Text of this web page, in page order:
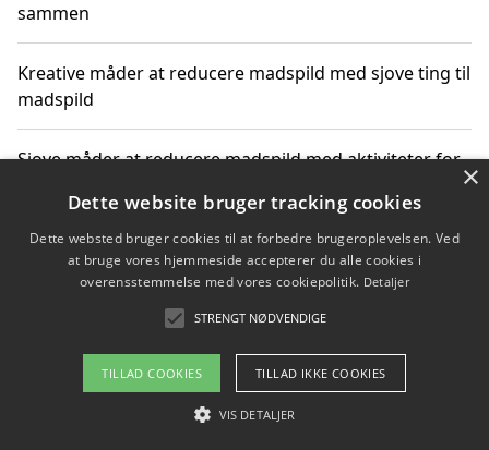
sammen
Kreative måder at reducere madspild med sjove ting til
madspild
Sjove måder at reducere madspild med aktiviteter for
Hvor finder jeg nemme måltidskasser i Vejle
Om / kontakt
Blog Betingelser
×
Dette website bruger tracking cookies
Dette websted bruger cookies til at forbedre brugeroplevelsen. Ved
at bruge vores hjemmeside accepterer du alle cookies i
overensstemmelse med vores cookiepolitik. Detaljer
STRENGT NØDVENDIGE
TILLAD COOKIES TILLAD IKKE COOKIES
VIS DETALJER